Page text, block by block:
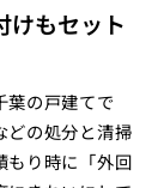
けもセット
葉の戸建てで
どの処分と清掃
もり時に「外回